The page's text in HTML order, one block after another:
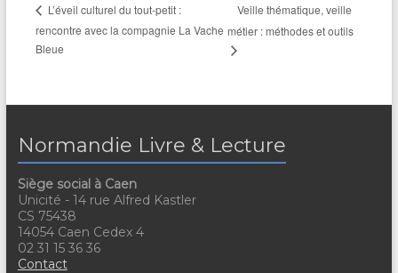
L’éveil culturel du tout-petit :
rencontre avec la compagnie La Vache
Bleue
Veille thématique, veille
métier : méthodes et outils
Normandie Livre & Lecture
Siège social à Caen
Unicité - 14 rue Alfred Kastler
CS 75438
14054 Caen Cedex 4
02 31 15 36 36
Contact